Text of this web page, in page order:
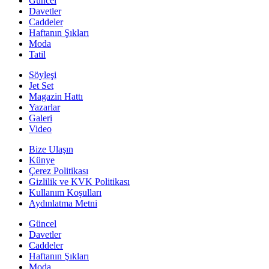
Davetler
Caddeler
Haftanın Şıkları
Moda
Tatil
Söyleşi
Jet Set
Magazin Hattı
Yazarlar
Galeri
Video
Bize Ulaşın
Künye
Çerez Politikası
Gizlilik ve KVK Politikası
Kullanım Koşulları
Aydınlatma Metni
Güncel
Davetler
Caddeler
Haftanın Şıkları
Moda